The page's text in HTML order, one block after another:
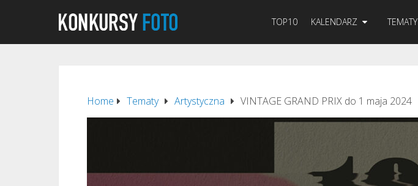
TOP10 KALENDARZ TEMATY
Home Tematy Artystyczna VINTAGE GRAND PRIX do 1 maja 2024